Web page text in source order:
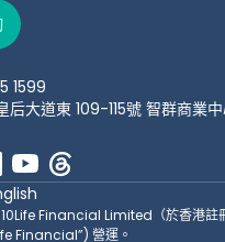
1599
后大道東 109-115號 智群商業
Financial Limited（於香港註
Financial”) 營運。